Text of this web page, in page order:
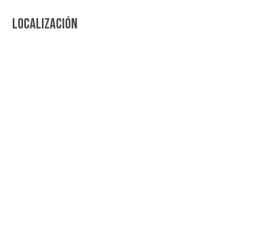
LOCALIZACIÓN